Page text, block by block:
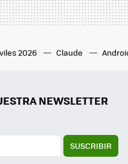
2026 Claude
NEWSLETTER
SUSCRIBIR